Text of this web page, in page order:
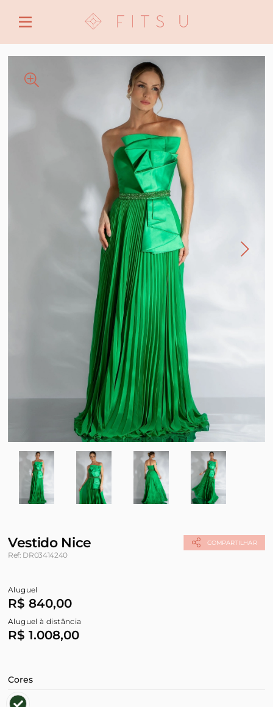
COMPARTILHAR
Vestido Nice
Ref: DR03414240
Aluguel
R$ 840,00
Aluguel à distância
R$ 1.008,00
Cores